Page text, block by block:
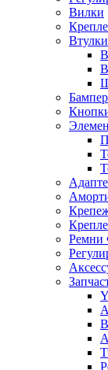
Вилки
Ремни